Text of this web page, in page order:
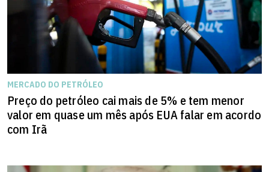
MERCADO DO PETRÓLEO
Preço do petróleo cai mais de 5% e tem menor
valor em quase um mês após EUA falar em acordo
com Irã